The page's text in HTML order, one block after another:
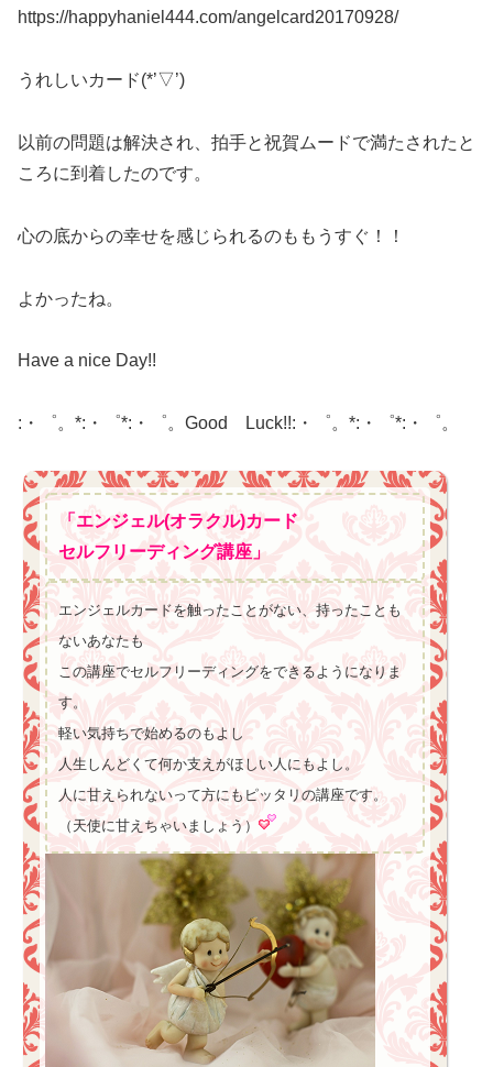
https://happyhaniel444.com/angelcard20170928/
うれしいカード(*’▽’)
以前の問題は解決され、拍手と祝賀ムードで満たされたと
ころに到着したのです。
心の底からの幸せを感じられるのももうすぐ！！
よかったね。
Have a nice Day!!
:・゜。*:・゜*:・゜。Good Luck!!:・゜。*:・゜*:・゜。
「エンジェル(オラクル)カード
セルフリーディング講座」
エンジェルカードを触ったことがない、持ったことも
ないあなたも
この講座でセルフリーディングをできるようになりま
す。
軽い気持ちで始めるのもよし
人生しんどくて何か支えがほしい人にもよし。
人に甘えられないって方にもピッタリの講座です。
（天使に甘えちゃいましょう）